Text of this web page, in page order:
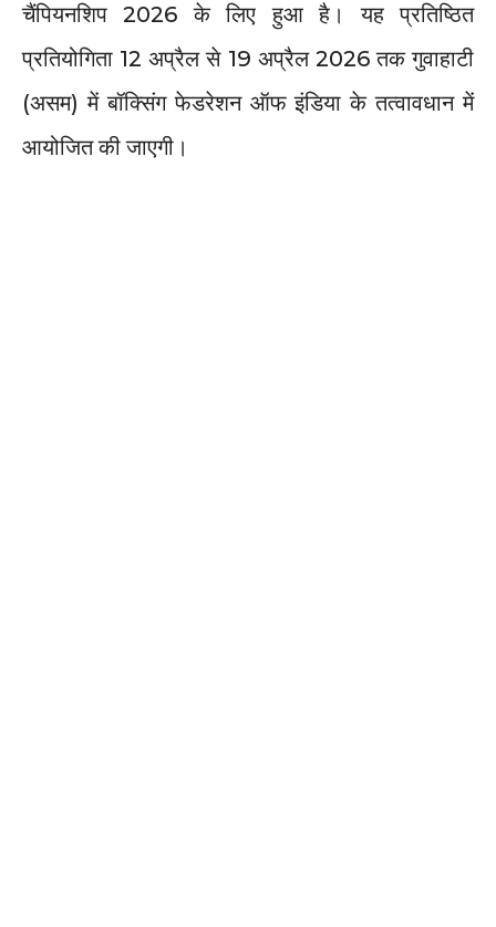
चैंपियनशिप 2026 के लिए हुआ है। यह प्रतिष्ठित
प्रतियोगिता 12 अप्रैल से 19 अप्रैल 2026 तक गुवाहाटी
(असम) में बॉक्सिंग फेडरेशन ऑफ इंडिया के तत्वावधान में
आयोजित की जाएगी।